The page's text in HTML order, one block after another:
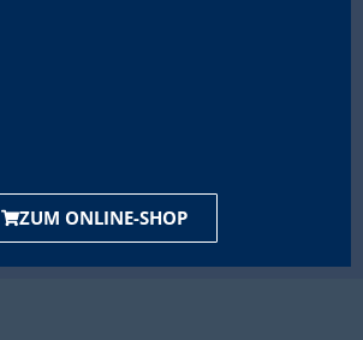
ZUM ONLINE-SHOP